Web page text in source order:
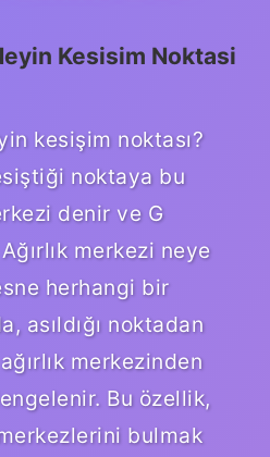
Kesisim Noktasi
kesişim noktası?
noktaya bu
denir ve G
merkezi neye
herhangi bir
asıldığı noktadan
merkezinden
Bu özellik,
bulmak